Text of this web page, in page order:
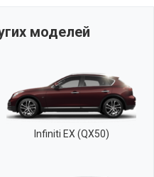
моделей
Infiniti EX (QX50)